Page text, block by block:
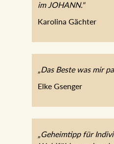
wir uns sehr wohl im
Karolina Gächter
„Das Beste was mir
Elke Gsenger
„Geheimtipp für